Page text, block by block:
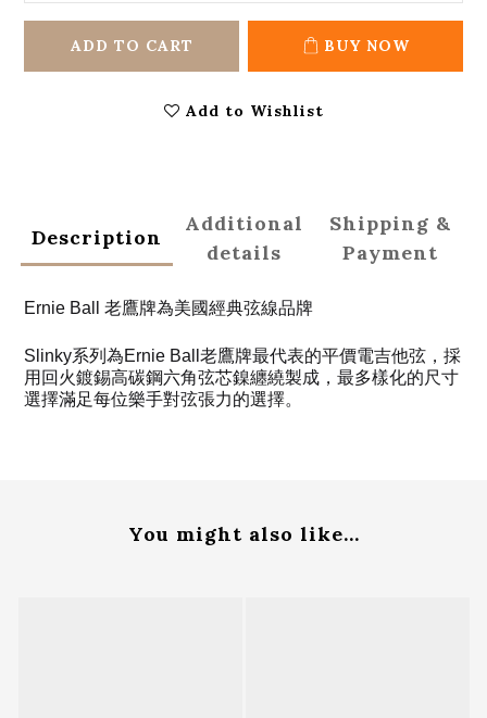
ADD TO CART BUY NOW
Add to Wishlist
Description
Additional
details
Shipping &
Payment
Ernie Ball 老鷹牌為美國經典弦線品牌
Slinky系列為Ernie Ball老鷹牌最代表的平價電吉他弦，採
用回火鍍錫高碳鋼六角弦芯鎳纏繞製成，最多樣化的尺寸
選擇滿足每位樂手對弦張力的選擇。
You might also like...